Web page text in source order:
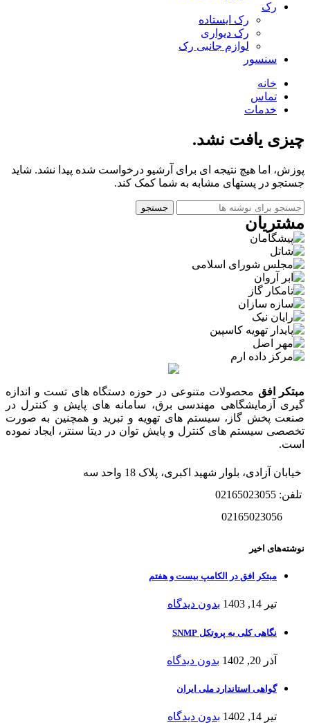
رک
رک ایستاده
رک دیواری
لوازم جانبی رک
سنسور
خانه
تماس
خدمات
چیزی یافت نشد.
پوزش، اما هیچ نتیجه ای برای آرشیو درخواست شده پیدا نشد. شاید
جستجو در پستهای مشابه به شما کمک کند.
جستجو
مشتریان
مبتکر افق محصولات متنوعی در حوزه دستگاه های تست و اندازه
گیری آزمایشگاهی مهندسی برق، سامانه های پایش و کنترل در
صنعت پخش گاز، سیستم های تهویه و تبرید و همچنین به صورت
تخصصی سیستم های کنترل و پایش توان در دیتا سنتر، ایجاد نموده
است.
خیابان آزادی، بلوار شهید اکبری، پلاک 18 واحد سه
تلفن: 02165023055
نوشته‌های اخیر
مبتکر افق در الکامپ بیست و هفتم
تیر 14, 1403 بدون دیدگاه
نگاهی کلی به پروتکل SNMP
آذر 20, 1402 بدون دیدگاه
گواهی استاندارد ملی ایران
تیر 14, 1402 بدون دیدگاه